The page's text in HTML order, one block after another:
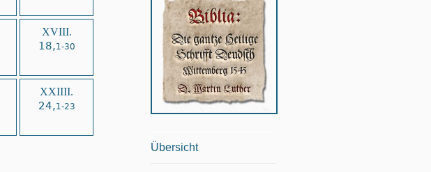
XVIII.
18,1-30
XXIIII.
24,1-23
Übersicht